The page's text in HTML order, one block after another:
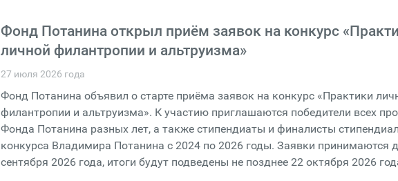
Фонд Потанина открыл приём заявок на конкурс
личной филантропии и альтруизма»
27 июля 2026 года
Фонд Потанина объявил о старте приёма заявок на конкурс «Практики
филантропии и альтруизма». К участию приглашаются победители всех
Фонда Потанина разных лет, а также стипендиаты и финалисты
конкурса Владимира Потанина с 2024 по 2026 годы. Заявки принимаются
сентября 2026 года, итоги будут подведены не позднее 22 октября 2026